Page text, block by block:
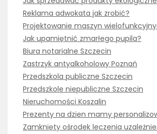
Reklama adwokata jak zrobić?
Projektowanie maszyn
Jak upamiętnić zmarłego pupila?
Biura notarialne Szczecin
Zastrzyk antyalkoholowy Poznań
Przedszkola publiczne Szczecin
Przedszkole niepubliczne Szczecin
Nieruchomości Koszalin
Prezenty na dzien mamy
Zamknięty ośrodek leczenia